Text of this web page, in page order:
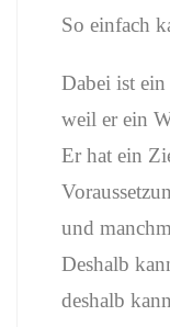
So einfach
Dabei ist
weil er ein
Er hat ein
und
Deshalb
deshalb